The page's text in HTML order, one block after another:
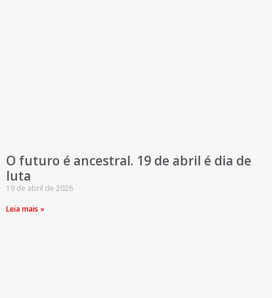
O futuro é ancestral. 19 de abril é dia de
luta
19 de abril de 2026
Leia mais »